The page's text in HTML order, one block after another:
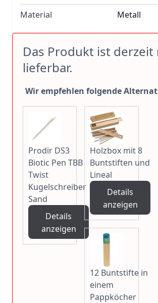
Material Metall
Das Produkt ist derzeit
lieferbar.
Wir empfehlen folgende
Prodir DS3
Biotic Pen TBB
Twist
Kugelschreiber
Sand
Details
anzeigen
Holzbox mit 8
Buntstiften und
Lineal
Details
anzeigen
12 Buntstifte in
einem
Pappköcher